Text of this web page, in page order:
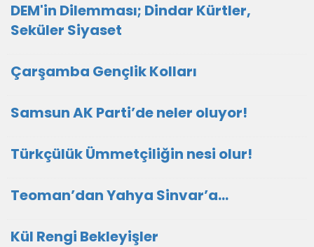
DEM'in Dilemması; Dindar Kürtler,
Seküler Siyaset
Çarşamba Gençlik Kolları
Samsun AK Parti’de neler oluyor!
Türkçülük Ümmetçiliğin nesi olur!
Teoman’dan Yahya Sinvar’a…
Kül Rengi Bekleyişler